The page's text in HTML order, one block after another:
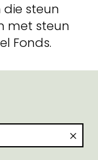
die steun
met steun
Fonds.